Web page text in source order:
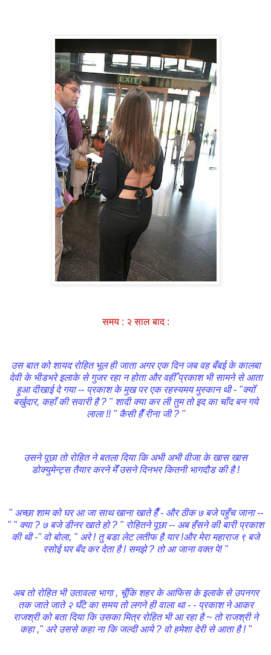
समय : २ साल बाद :
उस बात को शायद रोहित भूल ही जाता अगर एक दिन जब वह बँबई के कालबा
देवी के भीडभरे इलाके से गुजर रहा न होता और वहीँ प्रकाश भी सामने से आता
हुआ दीखाई दे गया -- प्रकाश के मुख पर एक रहस्यमय मुस्कान थी - "क्योँ
बर्खुदार, कहाँ की सवारी है ? " शादी क्या कर ली तुम तो इद का चाँद बन गये
लाला !! " कैसी हैँ रीना जी ? "
उसने पूछा तो रोहित ने बतला दिया कि अभी अभी वीजा के खास खास
डोक्युमेन्ट्स तैयार करने मेँ उसने दिनभर कितनी भागदौड की है !
" अच्छा शाम को घर आ जा साथ खाना खाते हैँ - और ठीक ७ बजे पहुँच जाना --
" " क्या ? ७ बजे डीनर खाते हो ? " रोहितने पूछा -- अब हँसने की बारी प्रकाश
की थी -" वो बोला, " अरे ! तु बडा लेट लतीफ है यार !और मेरा महाराज ९ बजे
रसोई घर बँद कर देता है ! समझे ? तो आ जाना वक्त पे! "
अब तो रोहित भी उतावला भागा , चूँकि शहर के आफिस के इलाके से उपनगर
तक जाते जाते २ घँटे का समय तो लगने ही वाला था - - प्रकाश ने आकर
राजश्री को बता दिया कि उसका मित्र रोहित भी आ रहा है ~ तो राजश्री ने
कहा ," अरे उससे कहा ना कि जल्दी आये ? वो हमेशा देरी से आता है ! "